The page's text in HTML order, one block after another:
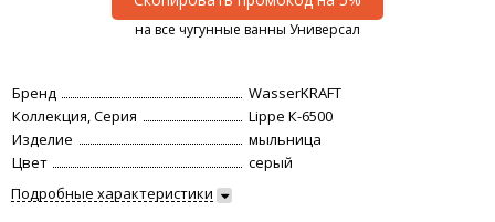
на все чугунные ванны Универсал
Бренд
WasserKRAFT
Коллекция, Серия
Lippe К-6500
Изделие
мыльница
Цвет
серый
Подробные характеристики